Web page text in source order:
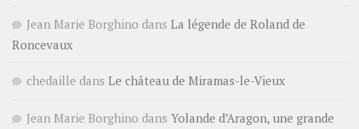
Jean Marie Borghino dans La légende de Roland de
Roncevaux
chedaille dans Le château de Miramas-le-Vieux
Jean Marie Borghino dans Yolande d’Aragon, une grande